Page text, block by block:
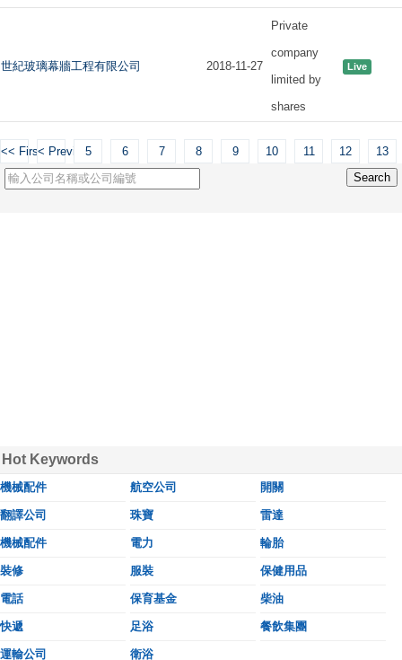
世紀玻璃幕牆工程有限公司 2018-11-27
Private
company
limited by
shares
Live
<< First< Previous
5 6 7 8 9 10 11 12 13
Hot Keywords
機械配件 航空公司 開關
翻譯公司 珠寶 雷達
機械配件 電力 輪胎
裝修 服裝 保健用品
電話 保育基金 柴油
快遞 足浴 餐飲集團
運輸公司 衛浴